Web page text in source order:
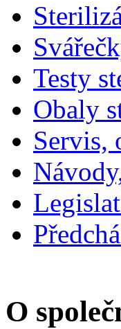
Testy
Obaly
Servis,
O